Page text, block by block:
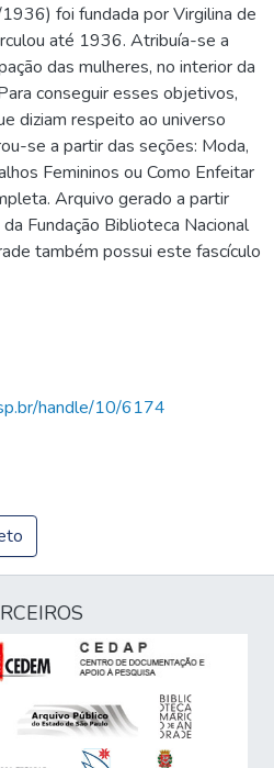
foi fundada por Virgilina de
até 1936. Atribuía-se a
das mulheres, no interior da
conseguir esses objetivos,
diziam respeito ao universo
se a partir das seções: Moda,
Femininos ou Como Enfeitar
Arquivo gerado a partir
Fundação Biblioteca Nacional
também possui este fascículo
handle/10/6174